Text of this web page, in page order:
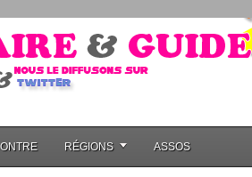
RÉGIONS ASSOS